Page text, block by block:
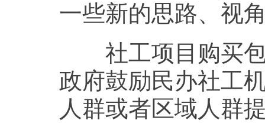
一些新的思路、视
社工项目购买包
政府鼓励民办社工
人群或者区域人群